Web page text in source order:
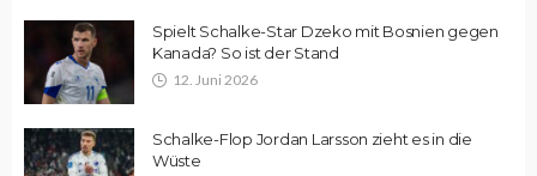
Spielt Schalke-Star Dzeko mit Bosnien gegen
Kanada? So ist der Stand
12. Juni 2026
Schalke-Flop Jordan Larsson zieht es in die
Wüste